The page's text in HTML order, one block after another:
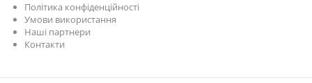
Політика конфіденційності
Умови використання
Наші партнери
Контакти